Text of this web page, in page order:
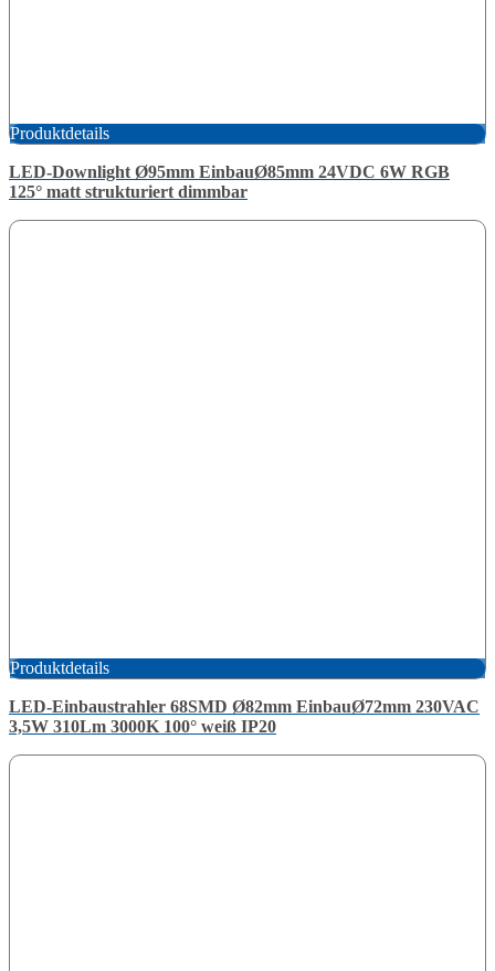
Produktdetails
LED-Downlight Ø95mm EinbauØ85mm 24VDC 6W RGB
125° matt strukturiert dimmbar
Produktdetails
LED-Einbaustrahler 68SMD Ø82mm EinbauØ72mm 230VAC
3,5W 310Lm 3000K 100° weiß IP20